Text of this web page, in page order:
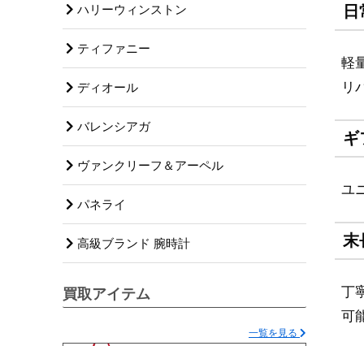
軽
リ
ギ
ユ
末
丁
可
ハリーウィンストン
ティファニー
ディオール
バレンシアガ
ヴァンクリーフ＆アーペル
パネライ
高級ブランド 腕時計
買取アイテム
一覧を見る